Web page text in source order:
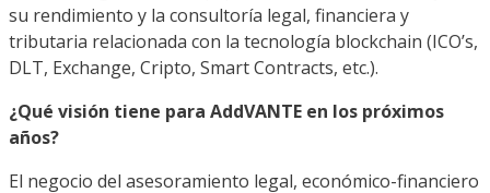
su rendimiento y la consultoría legal, financiera y
tributaria relacionada con la tecnología blockchain (ICO’s,
DLT, Exchange, Cripto, Smart Contracts, etc.).
¿Qué visión tiene para AddVANTE en los próximos
años?
El negocio del asesoramiento legal, económico-financiero